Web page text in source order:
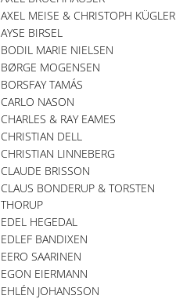
AXEL MEISE & CHRISTOPH KÜGLER
AYSE BIRSEL
BODIL MARIE NIELSEN
BØRGE MOGENSEN
BORSFAY TAMÁS
CARLO NASON
CHARLES & RAY EAMES
CHRISTIAN DELL
CHRISTIAN LINNEBERG
CLAUDE BRISSON
CLAUS BONDERUP & TORSTEN
THORUP
EDEL HEGEDAL
EDLEF BANDIXEN
EERO SAARINEN
EGON EIERMANN
EHLÉN JOHANSSON